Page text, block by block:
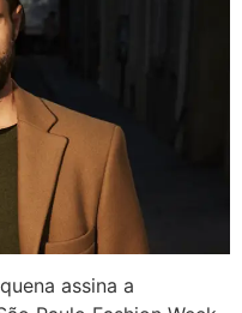
assina a